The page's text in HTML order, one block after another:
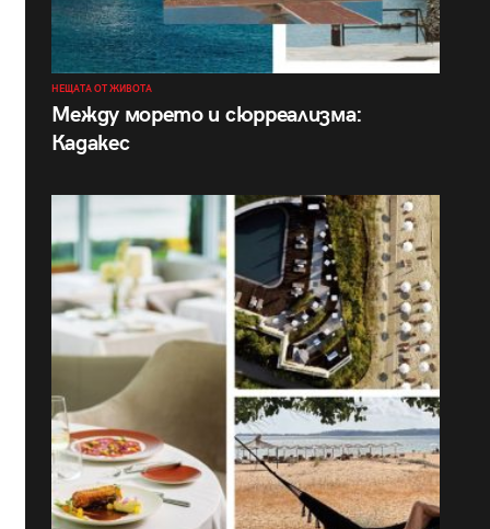
НЕЩАТА ОТ ЖИВОТА
Между морето и сюрреализма:
Кадакес